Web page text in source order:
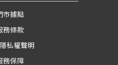
市據點
務條款
私權聲明
務保障